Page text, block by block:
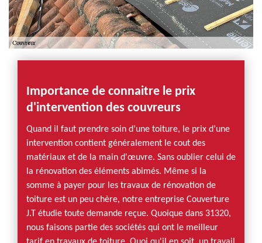
Importance de connaitre le prix
d'intervention des couvreurs
Quand il faut prendre soin d’une toiture, le prix d’une
intervention contient généralement le cout des
matériaux et de la main d'œuvre. Sans oublier celui de
la rénovation des éléments abimés. Même si la
somme à payer pour les travaux de rénovation de
toiture est un peu chère, notre entreprise Couverture
J.T étudie toute demande reçue. Quoique dans 31320,
nous faisons partie des sociétés qui ont le meilleur